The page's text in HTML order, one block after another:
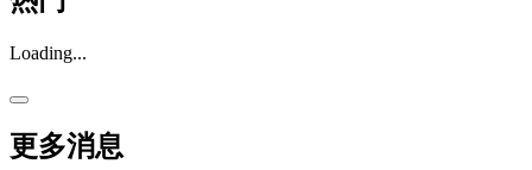
Loading...
更多消息